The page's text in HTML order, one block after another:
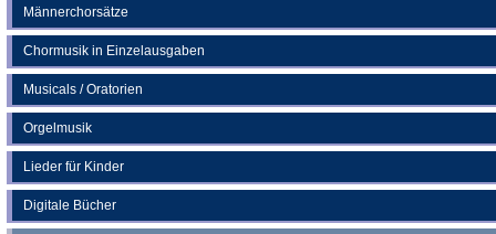
Männerchorsätze
Chormusik in Einzelausgaben
Musicals / Oratorien
Orgelmusik
Lieder für Kinder
Digitale Bücher